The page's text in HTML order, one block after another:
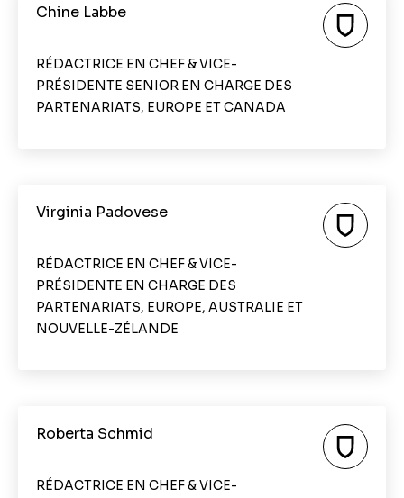
Chine Labbe
RÉDACTRICE EN CHEF & VICE-
PRÉSIDENTE SENIOR EN CHARGE DES
PARTENARIATS, EUROPE ET CANADA
Virginia Padovese
RÉDACTRICE EN CHEF & VICE-
PRÉSIDENTE EN CHARGE DES
PARTENARIATS, EUROPE, AUSTRALIE ET
NOUVELLE-ZÉLANDE
Roberta Schmid
RÉDACTRICE EN CHEF & VICE-